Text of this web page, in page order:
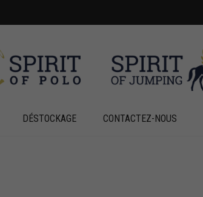
DÉSTOCKAGE CONTACTEZ-NOUS